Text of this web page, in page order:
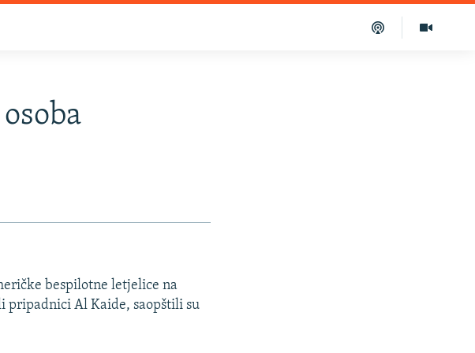
bespilotne letjelice na
pripadnici Al Kaide, saopštili su